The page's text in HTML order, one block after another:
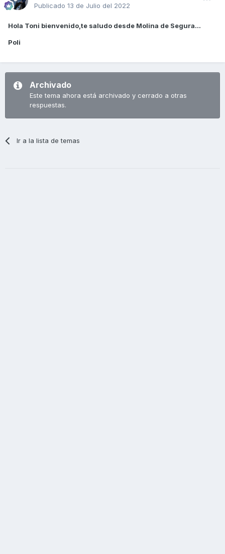
Publicado 13 de Julio del 2022
Hola Toni bienvenido,te saludo desde Molina de Segura...
Poli
Archivado
Este tema ahora está archivado y cerrado a otras
respuestas.
Ir a la lista de temas